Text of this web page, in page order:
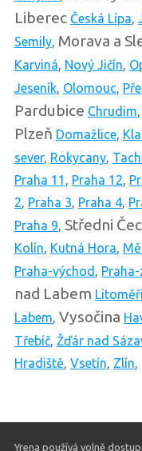
Liberec Česká Lípa,
Semily, Morava a
Karviná, Nový Jičín,
Jeseník, Olomouc,
Pardubice Chrudim,
Plzeň Domažlice,
sever, Rokycany,
Praha 11 , Praha 12,
2, Praha 3, Praha 4,
Praha 9, Středni
Kolín, Kutná Hora,
Praha-východ ,
nad Labem
Labem, Vysočina
Třebíč, Žďár nad
Hradiště, Vsetín, Zlín,
Yrena používá volně